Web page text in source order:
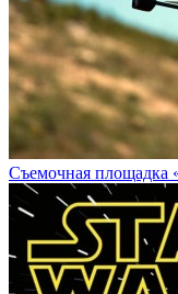
Cъемочная площадка